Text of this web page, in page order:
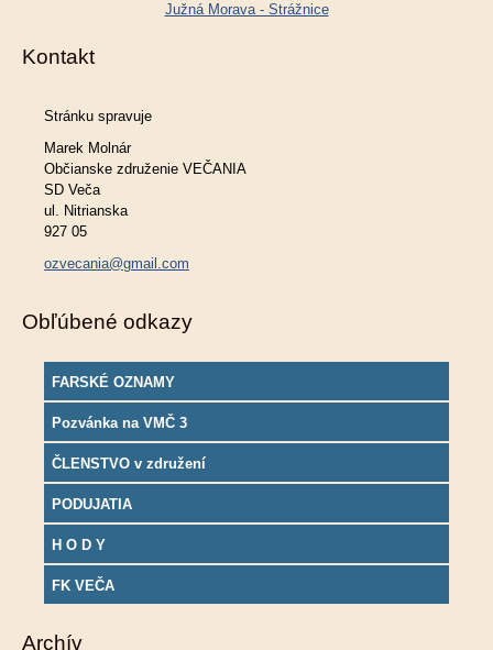
Južná Morava - Strážnice
Kontakt
Stránku spravuje
Marek Molnár
Občianske združenie VEČANIA
SD Veča
ul. Nitrianska
927 05
ozvecania@gmail.com
Obľúbené odkazy
FARSKÉ OZNAMY
Pozvánka na VMČ 3
ČLENSTVO v združení
PODUJATIA
H O D Y
FK VEČA
Archív